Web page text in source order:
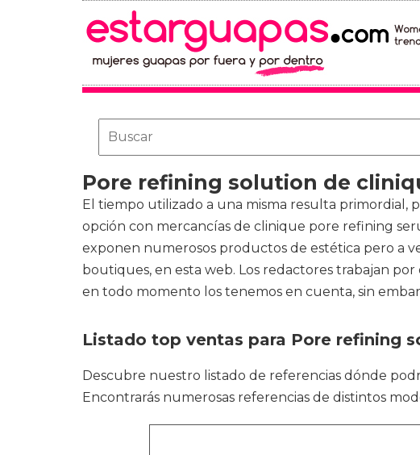
Pore refining solution de
El tiempo utilizado a una misma resulta primordial,
opción con mercancías de clinique pore refining
exponen numerosos productos de estética pero a
boutiques, en esta web. Los redactores trabajan
en todo momento los tenemos en cuenta, sin
Listado top ventas para Pore refining
Descubre nuestro listado de referencias dónde
Encontrarás numerosas referencias de distintos